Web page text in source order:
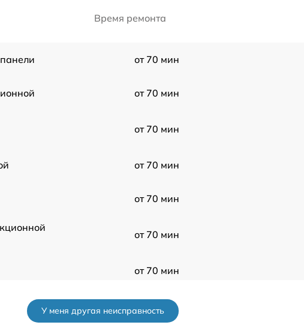
Время ремонта
от 70 мин
от 70 мин
от 70 мин
от 70 мин
от 70 мин
от 70 мин
от 70 мин
от 70 мин
У меня другая неисправность